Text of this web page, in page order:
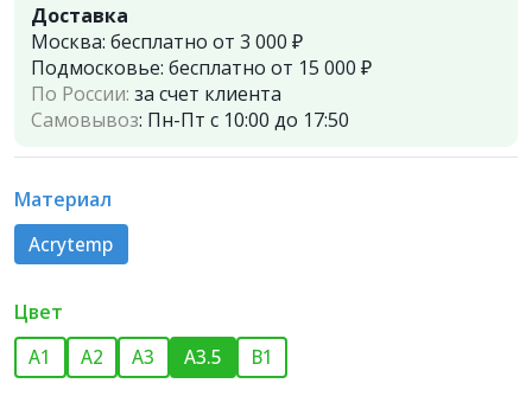
Доставка
Москва: бесплатно от 3 000 ₽
Подмосковье: бесплатно от 15 000 ₽
По России: за счет клиента
Самовывоз: Пн-Пт с 10:00 до 17:50
Материал
Acrytemp
Цвет
A1 A2 A3 А3.5 B1